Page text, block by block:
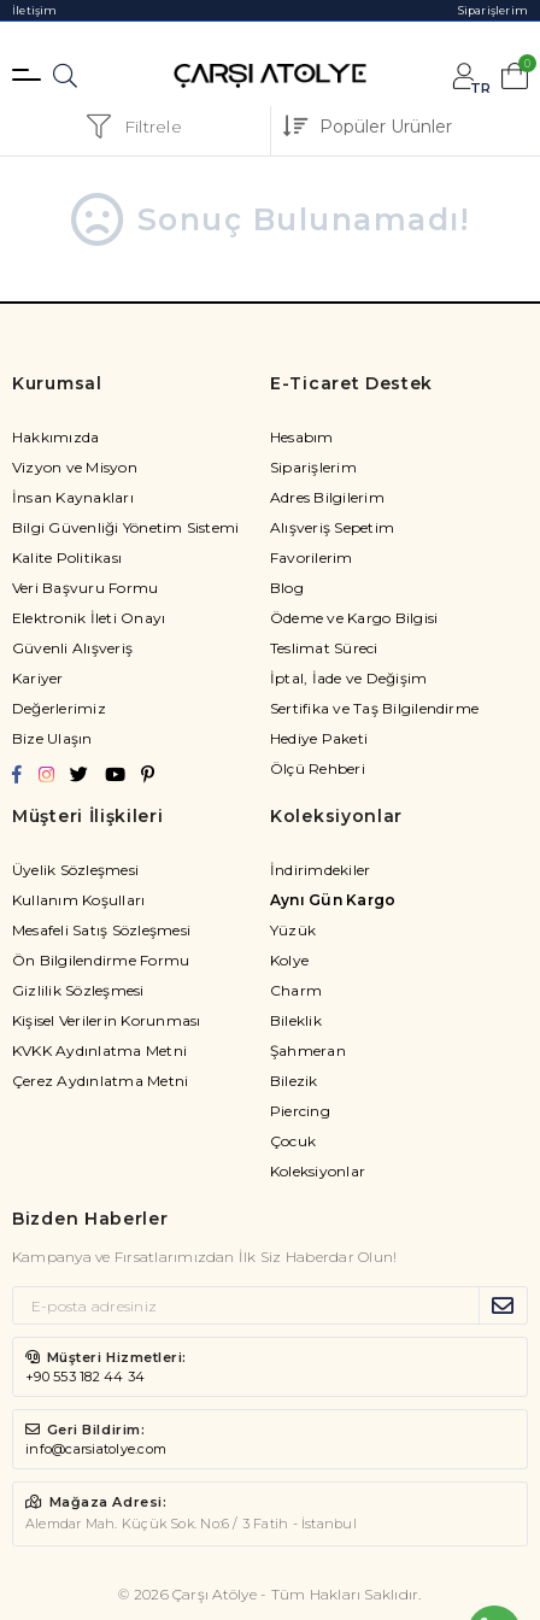
İletişim Siparişlerim
TR
0
Filtrele
Sonuç Bulunamadı!
Kurumsal
Hakkımızda
Vizyon ve Misyon
İnsan Kaynakları
Bilgi Güvenliği Yönetim Sistemi
Kalite Politikası
Veri Başvuru Formu
Elektronik İleti Onayı
Güvenli Alışveriş
Kariyer
Değerlerimiz
Bize Ulaşın
E-Ticaret Destek
Hesabım
Siparişlerim
Adres Bilgilerim
Alışveriş Sepetim
Favorilerim
Blog
Ödeme ve Kargo Bilgisi
Teslimat Süreci
İptal, İade ve Değişim
Sertifika ve Taş Bilgilendirme
Hediye Paketi
Ölçü Rehberi
Müşteri İlişkileri
Üyelik Sözleşmesi
Kullanım Koşulları
Mesafeli Satış Sözleşmesi
Ön Bilgilendirme Formu
Gizlilik Sözleşmesi
Kişisel Verilerin Korunması
KVKK Aydınlatma Metni
Çerez Aydınlatma Metni
Koleksiyonlar
İndirimdekiler
Aynı Gün Kargo
Yüzük
Kolye
Charm
Bileklik
Şahmeran
Bilezik
Piercing
Çocuk
Koleksiyonlar
Bizden Haberler
Kampanya ve Fırsatlarımızdan İlk Siz Haberdar Olun!
Müşteri Hizmetleri:
+90 553 182 44 34
Geri Bildirim:
info@carsiatolye.com
Mağaza Adresi:
Alemdar Mah. Küçük Sok. No:6 / 3 Fatih - İstanbul
© 2026 Çarşı Atölye - Tüm Hakları Saklıdır.